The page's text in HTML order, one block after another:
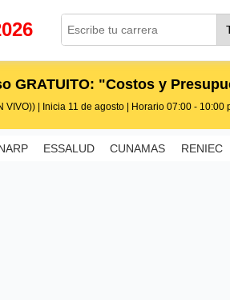
GRATUITO: "Costos y
VIVO)) | Inicia 11 de agosto | Horario 07:00 -
ESSALUD CUNAMAS RENIEC